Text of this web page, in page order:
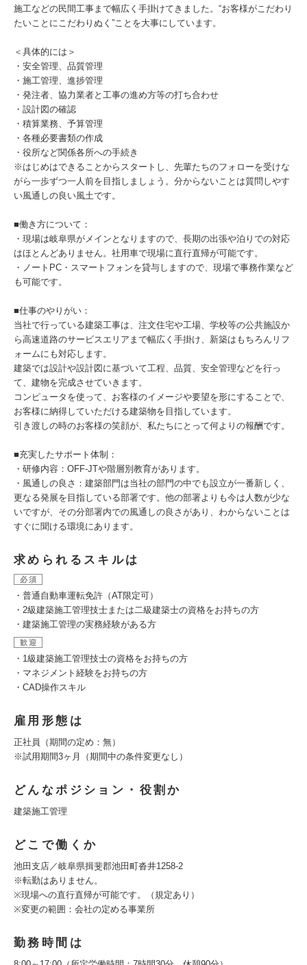
施工などの民間工事まで幅広く手掛けてきました。“お客様がこだわり
たいことにこだわりぬく”ことを大事にしています。
＜具体的には＞
・安全管理、品質管理
・施工管理、進捗管理
・発注者、協力業者と工事の進め方等の打ち合わせ
・設計図の確認
・積算業務、予算管理
・各種必要書類の作成
・役所など関係各所への手続き
※はじめはできることからスタートし、先輩たちのフォローを受けな
がら一歩ずつ一人前を目指しましょう。分からないことは質問しやす
い風通しの良い風土です。
■働き方について：
・現場は岐阜県がメインとなりますので、長期の出張や泊りでの対応
はほとんどありません。社用車で現場に直行直帰が可能です。
・ノートPC・スマートフォンを貸与しますので、現場で事務作業など
も可能です。
■仕事のやりがい：
当社で行っている建築工事は、注文住宅や工場、学校等の公共施設か
ら高速道路のサービスエリアまで幅広く手掛け、新築はもちろんリフ
ォームにも対応します。
建築では設計や設計図に基づいて工程、品質、安全管理などを行っ
て、建物を完成させていきます。
コンピュータを使って、お客様のイメージや要望を形にすることで、
お客様に納得していただける建築物を目指しています。
引き渡しの時のお客様の笑顔が、私たちにとって何よりの報酬です。
■充実したサポート体制：
・研修内容：OFF-JTや階層別教育があります。
・風通しの良さ：建築部門は当社の部門の中でも設立が一番新しく、
更なる発展を目指している部署です。他の部署よりも今は人数が少な
いですが、その分部署内での風通しの良さがあり、わからないことは
すぐに聞ける環境にあります。
求められるスキルは
必須
・普通自動車運転免許（AT限定可）
・2級建築施工管理技士または二級建築士の資格をお持ちの方
・建築施工管理の実務経験がある方
歓迎
・1級建築施工管理技士の資格をお持ちの方
・マネジメント経験をお持ちの方
・CAD操作スキル
雇用形態は
正社員（期間の定め：無）
※試用期間3ヶ月（期間中の条件変更なし）
どんなポジション・役割か
建築施工管理
どこで働くか
池田支店／岐阜県揖斐郡池田町沓井1258-2
※転勤はありません。
※現場への直行直帰が可能です。（規定あり）
※変更の範囲：会社の定める事業所
勤務時間は